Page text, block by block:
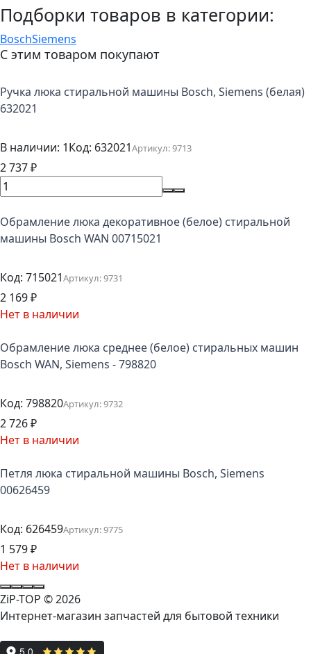
Подборки товаров в категории:
BoschSiemens
С этим товаром покупают
Ручка люка стиральной машины Bosch, Siemens (белая)
632021
В наличии: 1Код: 632021Артикул:9713
2 737₽
Обрамление люка декоративное (белое) стиральной
машины Bosch WAN 00715021
Код: 715021Артикул:9731
2 169₽
Нет в наличии
Обрамление люка среднее (белое) стиральных машин
Bosch WAN, Siemens - 798820
Код: 798820Артикул:9732
2 726₽
Нет в наличии
Петля люка стиральной машины Bosch, Siemens
00626459
Код: 626459Артикул:9775
1 579₽
Нет в наличии
ZiP-TOP © 2026
Интернет-магазин запчастей для бытовой техники